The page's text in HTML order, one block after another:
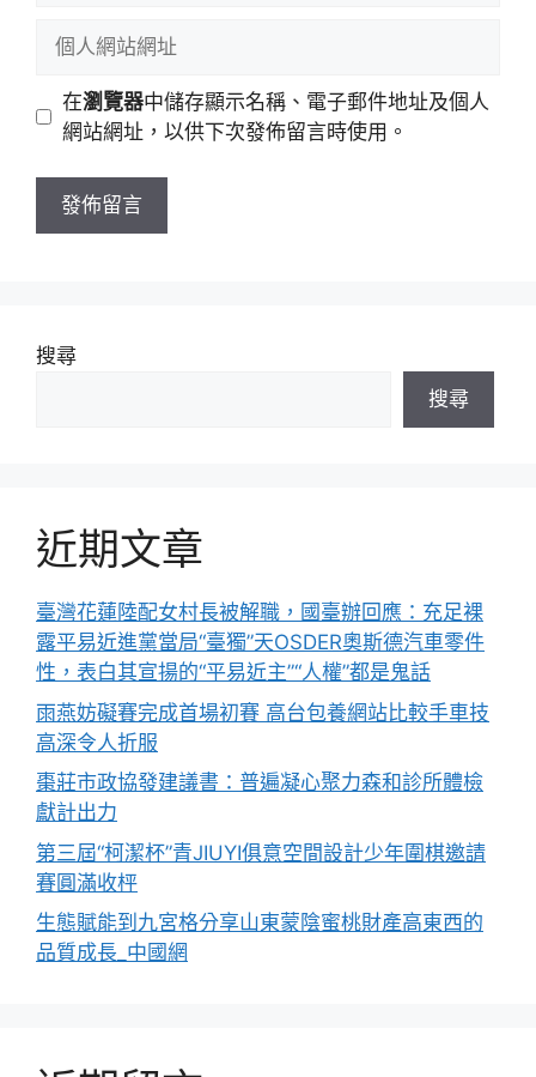
址
站
址
在瀏覽器中儲存顯示名稱、電子郵件地址及個人
網站網址，以供下次發佈留言時使用。
搜尋
搜尋
近期文章
臺灣花蓮陸配女村長被解職，國臺辦回應：充足裸
露平易近進黨當局“臺獨”天OSDER奧斯德汽車零件
性，表白其宣揚的“平易近主”“人權”都是鬼話
雨燕妨礙賽完成首場初賽 高台包養網站比較手車技
高深令人折服
棗莊市政協發建議書：普遍凝心聚力森和診所體檢
獻計出力
第三屆“柯潔杯”青JIUYI俱意空間設計少年圍棋邀請
賽圓滿收枰
生態賦能到九宮格分享山東蒙陰蜜桃財產高東西的
品質成長_中國網